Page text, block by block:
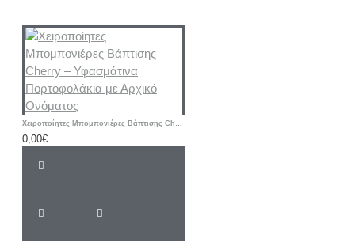
Χειροποίητες Μπομπονιέρες Βάπτισης Cherry – Υφασμάτινα Πορτοφολάκια με Αρχικό Ονόματος
0,00€